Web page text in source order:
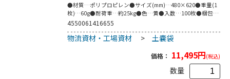
●材質…ポリプロピレン●サイズ(mm)…480×620●重量(1
枚)…60g●耐荷重…約25kg●色…黄●入数…100枚●梱包サ
イズ:260×550×140●梱包重量5240g
4550061416655
物流資材・工場資材 > 土嚢袋
価格： 11,495円(税込)
数量